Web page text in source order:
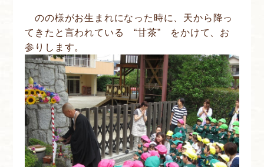
のの様がお生まれになった時に、天から降っ
てきたと言われている “甘茶” をかけて、お
参りします。